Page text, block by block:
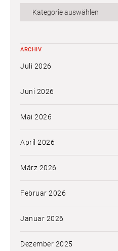
ARCHIV
Juli 2026
Juni 2026
Mai 2026
April 2026
März 2026
Februar 2026
Januar 2026
Dezember 2025